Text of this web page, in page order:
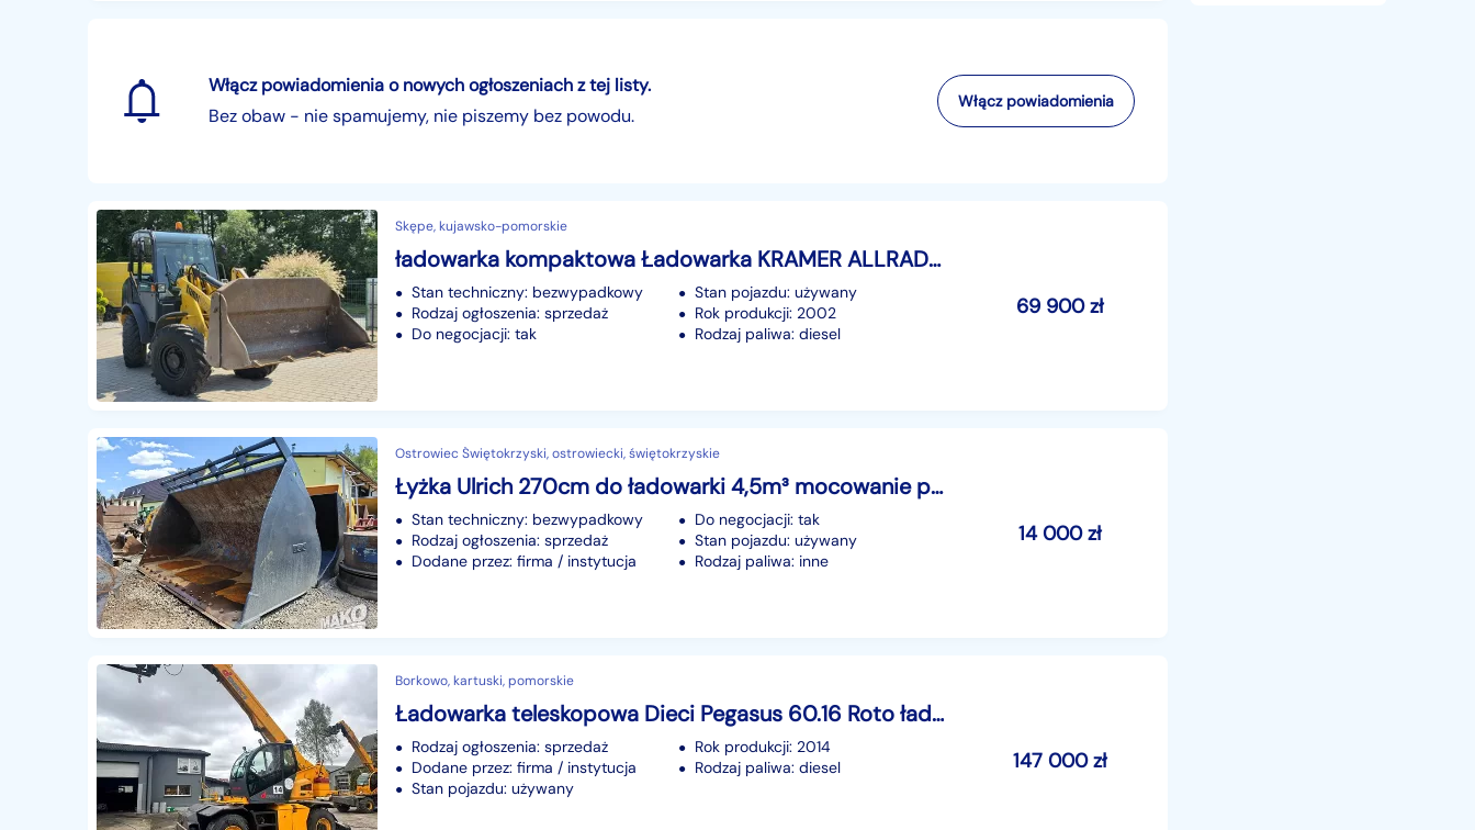
Włącz powiadomienia o nowych ogłoszeniach z tej listy.
Bez obaw - nie spamujemy, nie piszemy bez powodu.
Włącz powiadomienia
Skępe, kujawsko-pomorskie
ładowarka kompaktowa Ładowarka KRAMER ALLRAD 318 / Silnik Perkins / Skrętne wszystkie koła
Stan techniczny: bezwypadkowy
Rodzaj ogłoszenia: sprzedaż
Do negocjacji: tak
Stan pojazdu: używany
Rok produkcji: 2002
Rodzaj paliwa: diesel
69 900zł
Ostrowiec Świętokrzyski, ostrowiecki, świętokrzyskie
Łyżka Ulrich 270cm do ładowarki 4,5m³ mocowanie pod szybkozłącze
Stan techniczny: bezwypadkowy
Rodzaj ogłoszenia: sprzedaż
Dodane przez: firma / instytucja
Do negocjacji: tak
Stan pojazdu: używany
Rodzaj paliwa: inne
14 000zł
Borkowo, kartuski, pomorskie
Ładowarka teleskopowa Dieci Pegasus 60.16 Roto ładowarki teleskopowe
Rodzaj ogłoszenia: sprzedaż
Dodane przez: firma / instytucja
Stan pojazdu: używany
Rok produkcji: 2014
Rodzaj paliwa: diesel
147 000zł